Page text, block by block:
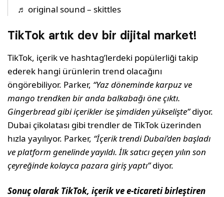
♬ original sound – skittles
TikTok artık dev bir dijital market!
TikTok, içerik ve hashtag’lerdeki popülerliği takip
ederek hangi ürünlerin trend olacağını
öngörebiliyor. Parker, “Yaz döneminde karpuz ve
mango trendken bir anda balkabağı öne çıktı.
Gingerbread gibi içerikler ise şimdiden yükselişte”diyor.
Dubai çikolatası gibi trendler de TikTok üzerinden
hızla yayılıyor. Parker, “İçerik trendi Dubai’den başladı
ve platform genelinde yayıldı. İlk satıcı geçen yılın son
çeyreğinde kolayca pazara giriş yaptı”diyor.
Sonuç olarak TikTok, içerik ve e-ticareti birleştiren